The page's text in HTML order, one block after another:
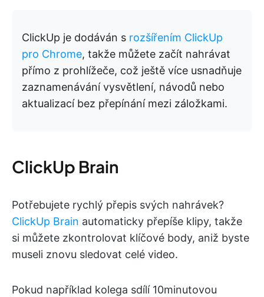
ClickUp je dodáván s rozšířením ClickUp
pro Chrome, takže můžete začít nahrávat
přímo z prohlížeče, což ještě více usnadňuje
zaznamenávání vysvětlení, návodů nebo
aktualizací bez přepínání mezi záložkami.
ClickUp Brain
Potřebujete rychlý přepis svých nahrávek?
ClickUp Brain automaticky přepíše klipy, takže
si můžete zkontrolovat klíčové body, aniž byste
museli znovu sledovat celé video.
Pokud například kolega sdílí 10minutovou